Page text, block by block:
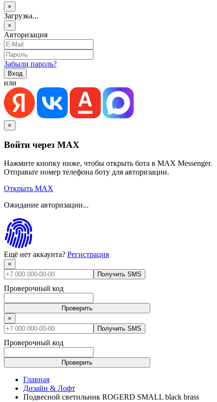
×
Загрузка...
×
Авторизация
Забыли пароль?
или
×
Войти через MAX
Нажмите кнопку ниже, чтобы открыть бота в MAX Messenger.
Отправьте номер телефона боту для авторизации.
Открыть MAX
Ожидание авторизации...
Ещё нет аккаунта? Регистрация
×
Получить SMS
Проверочный код
Проверить
×
Получить SMS
Проверочный код
Проверить
Главная
Дизайн & Лофт
Подвесной светильник ROGERD SMALL black brass